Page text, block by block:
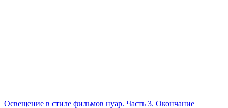
Освещение в стиле фильмов нуар. Часть 3. Окончание